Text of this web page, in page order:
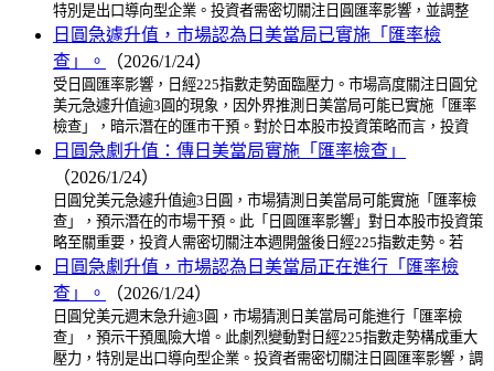
特別是出口導向型企業。投資者需密切關注日圓匯率影響，並調整
日圓急遽升值，市場認為日美當局已實施「匯率檢
查」。
（2026/1/24）
受日圓匯率影響，日經225指數走勢面臨壓力。市場高度關注日圓兌
美元急遽升值逾3圓的現象，因外界推測日美當局可能已實施「匯率
檢查」，暗示潛在的匯市干預。對於日本股市投資策略而言，投資
日圓急劇升值：傳日美當局實施「匯率檢查」
（2026/1/24）
日圓兌美元急遽升值逾3日圓，市場猜測日美當局可能實施「匯率檢
查」，預示潛在的市場干預。此「日圓匯率影響」對日本股市投資策
略至關重要，投資人需密切關注本週開盤後日經225指數走勢。若
日圓急劇升值，市場認為日美當局正在進行「匯率檢
查」。
（2026/1/24）
日圓兌美元週末急升逾3圓，市場猜測日美當局可能進行「匯率檢
查」，預示干預風險大增。此劇烈變動對日經225指數走勢構成重大
壓力，特別是出口導向型企業。投資者需密切關注日圓匯率影響，調